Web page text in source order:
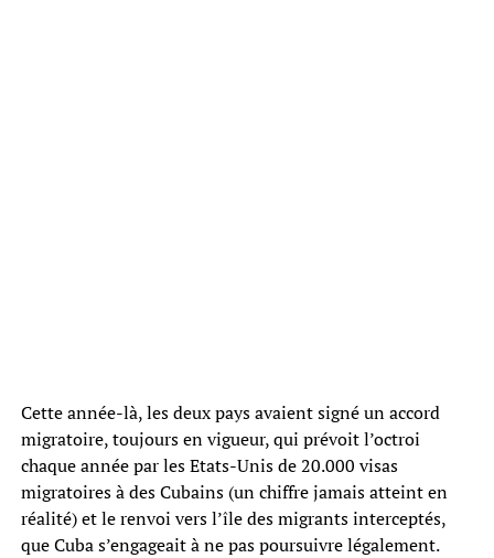
Cette année-là, les deux pays avaient signé un accord
migratoire, toujours en vigueur, qui prévoit l’octroi
chaque année par les Etats-Unis de 20.000 visas
migratoires à des Cubains (un chiffre jamais atteint en
réalité) et le renvoi vers l’île des migrants interceptés,
que Cuba s’engageait à ne pas poursuivre légalement.